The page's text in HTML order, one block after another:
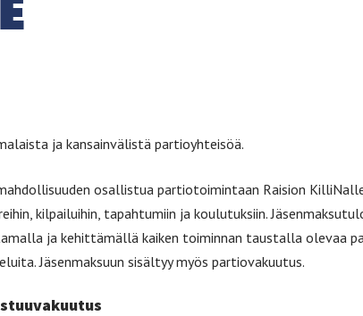
ja kansainvälistä partioyhteisöä.
osallistua partiotoimintaan Raision
kilpailuihin, tapahtumiin ja koulutuksiin.
ja kehittämällä kaiken toiminnan taustalla olevaa
Jäsenmaksuun sisältyy myös partiovakuutus.